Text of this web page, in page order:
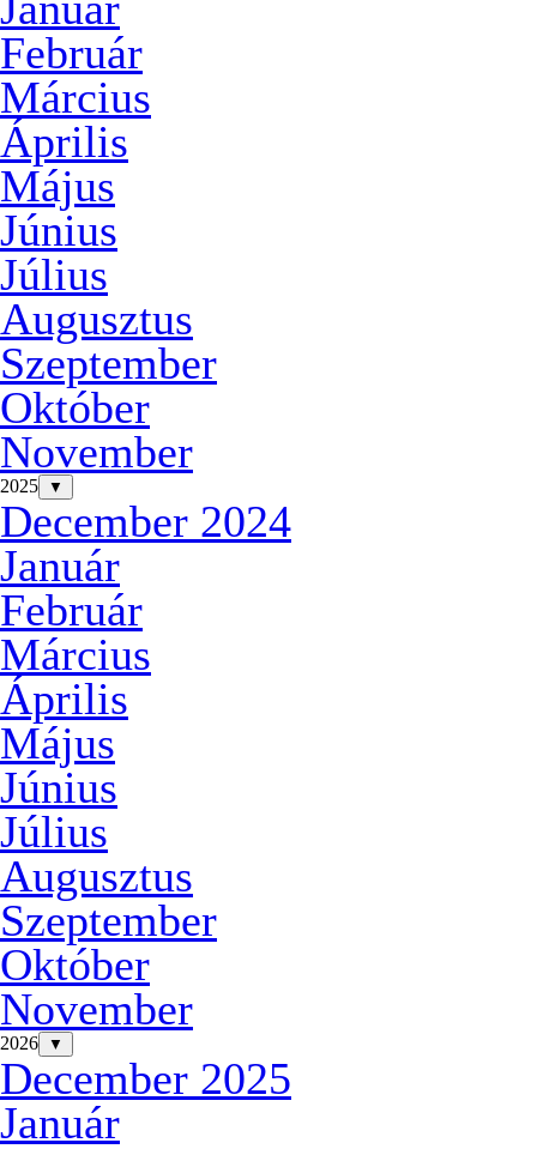
Február
Március
Április
Május
Június
Július
Augusztus
Szeptember
Október
November
2025 ▼
December 2024
Január
Február
Március
Április
Május
Június
Július
Augusztus
Szeptember
Október
November
2026 ▼
December 2025
Január